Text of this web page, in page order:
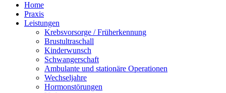
Home
Praxis
Leistungen
Krebsvorsorge / Früherkennung
Brustultraschall
Kinderwunsch
Schwangerschaft
Ambulante und stationäre Operationen
Wechseljahre
Hormonstörungen